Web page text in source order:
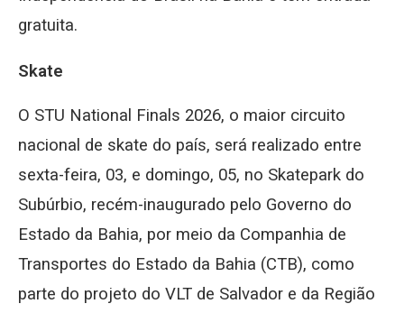
gratuita.
Skate
O STU National Finals 2026, o maior circuito
nacional de skate do país, será realizado entre
sexta-feira, 03, e domingo, 05, no Skatepark do
Subúrbio, recém-inaugurado pelo Governo do
Estado da Bahia, por meio da Companhia de
Transportes do Estado da Bahia (CTB), como
parte do projeto do VLT de Salvador e da Região